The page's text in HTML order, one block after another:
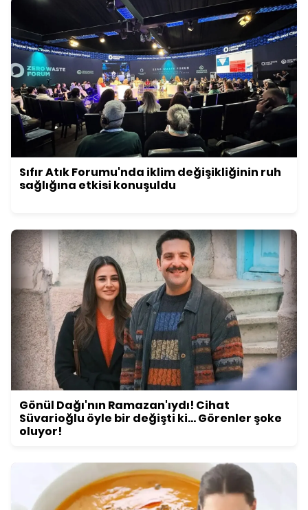
Sıfır Atık Forumu'nda iklim değişikliğinin ruh
sağlığına etkisi konuşuldu
Gönül Dağı'nın Ramazan'ıydı! Cihat
Süvarioğlu öyle bir değişti ki... Görenler şoke
oluyor!